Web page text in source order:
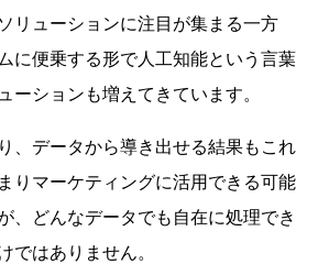
リューションに注目が集まる一方
に便乗する形で人工知能という言葉
ーションも増えてきています。
、データから導き出せる結果もこれ
りマーケティングに活用できる可能
、どんなデータでも自在に処理でき
ではありません。